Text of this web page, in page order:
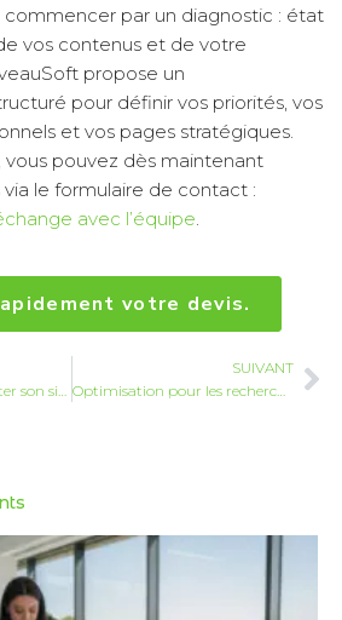
commencer par un diagnostic : état
vos contenus et de votre
propose un
pour définir vos priorités, vos
et vos pages stratégiques.
vous pouvez dès maintenant
le formulaire de contact :
avec l’équipe.
votre devis.
SUIVANT
Optimisation pour les recherches IA dans les landes : nouveauSoft vous accompagne